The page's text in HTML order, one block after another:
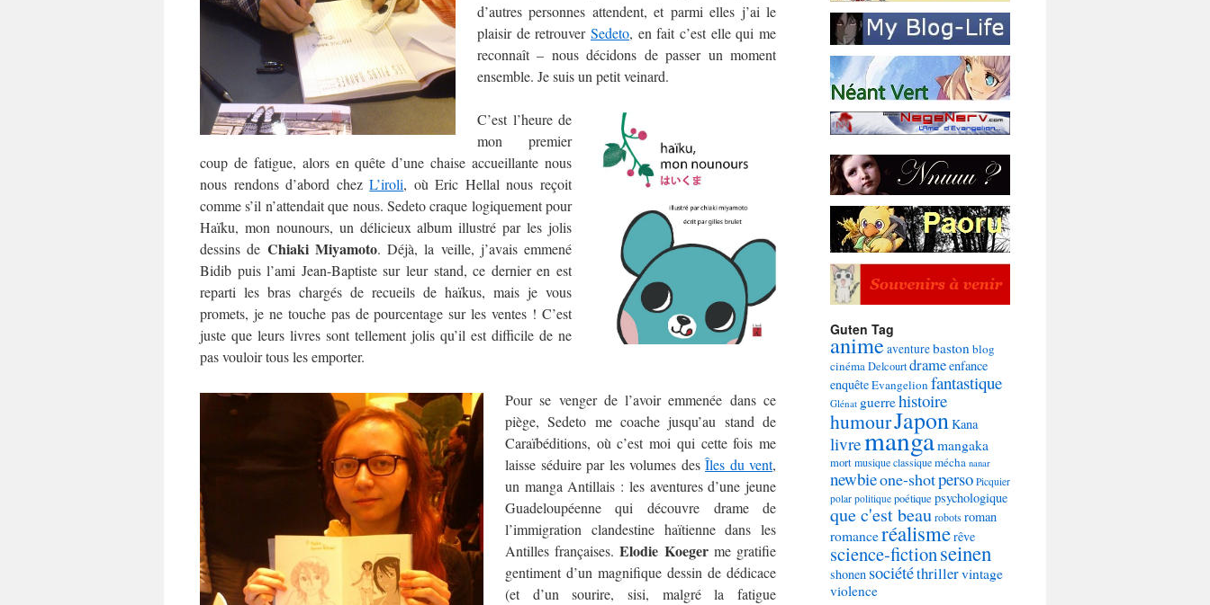
d’autres personnes attendent, et parmi elles j’ai le
plaisir de retrouver Sedeto, en fait c’est elle qui me
reconnaît – nous décidons de passer un moment
ensemble. Je suis un petit veinard.
C’est l’heure de
mon premier
coup de fatigue, alors en quête d’une chaise accueillante nous
nous rendons d’abord chezL’iroli, où Eric Hellal nous reçoit
comme s’il n’attendait que nous. Sedeto craque logiquement pour
Haïku, mon nounours, un délicieux album illustré par les jolis
dessins de Chiaki Miyamoto. Déjà, la veille, j’avais emmené
Bidib puis l’ami Jean-Baptiste sur leur stand, ce dernier en est
reparti les bras chargés de recueils de haïkus, mais je vous
promets, je ne touche pas de pourcentage sur les ventes ! C’est
juste que leurs livres sont tellement jolis qu’il est difficile de ne
pas vouloir tous les emporter.
Pour se venger de l’avoir emmenée dans ce
piège, Sedeto me coache jusqu’au stand de
Caraïbéditions, où c’est moi qui cette fois me
laisse séduire par les volumes des Îles du vent,
un manga Antillais : les aventures d’une jeune
Guadeloupéenne qui découvre drame de
l’immigration clandestine haïtienne dans les
Antilles françaises.Elodie Koegerme gratifie
gentiment d’un magnifique dessin de dédicace
(et d’un sourire, sisi, malgré la fatigue
Guten Tag
animeaventurebaston blog
cinémaDelcourtdrameenfance
enquêteEvangelion fantastique
Glénat guerrehistoire
humourJapon Kana
livremangamangaka
mortmusique classiquemécha nanar
newbieone-shotperso Picquier
polar politique poétique psychologique
que c'est beaurobotsroman
romanceréalismerêve
science-fictionseinen
shonen sociététhrillervintage
violence